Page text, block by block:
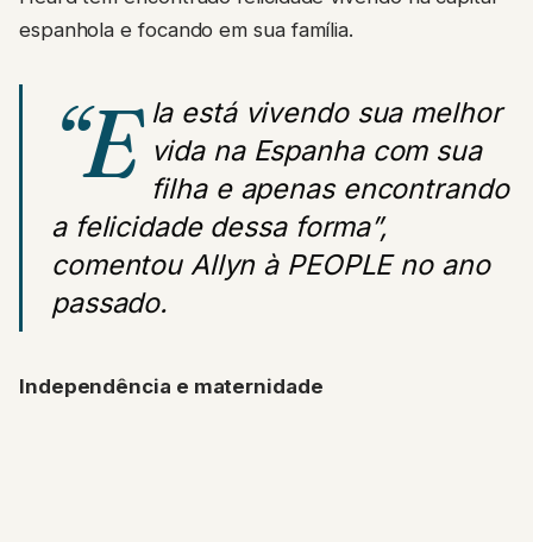
espanhola e focando em sua família.
“E la está vivendo sua melhor
vida na Espanha com sua
filha e apenas encontrando
a felicidade dessa forma”,
comentou Allyn à PEOPLEno ano
passado.
Independência e maternidade